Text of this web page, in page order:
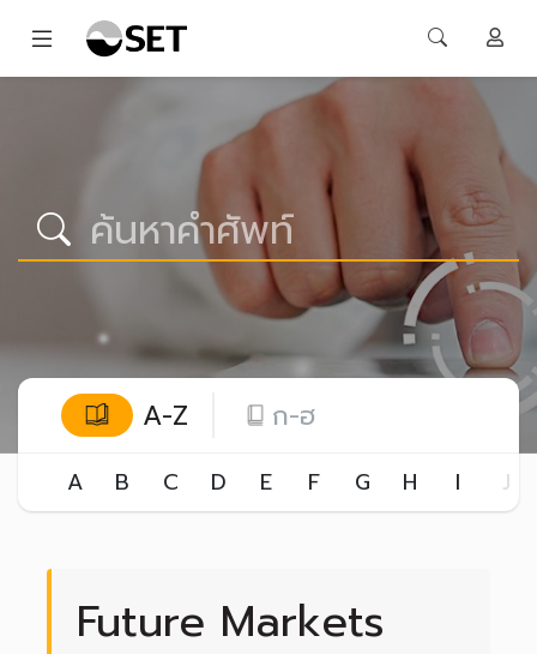
A-Z ก-ฮ
A B C D E F G H I J
Future Markets